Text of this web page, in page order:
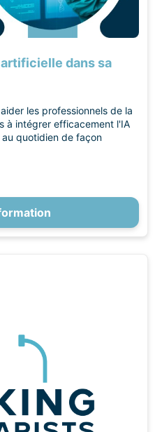
dans sa
les professionnels de la
à intégrer efficacement l'IA
quotidien de façon